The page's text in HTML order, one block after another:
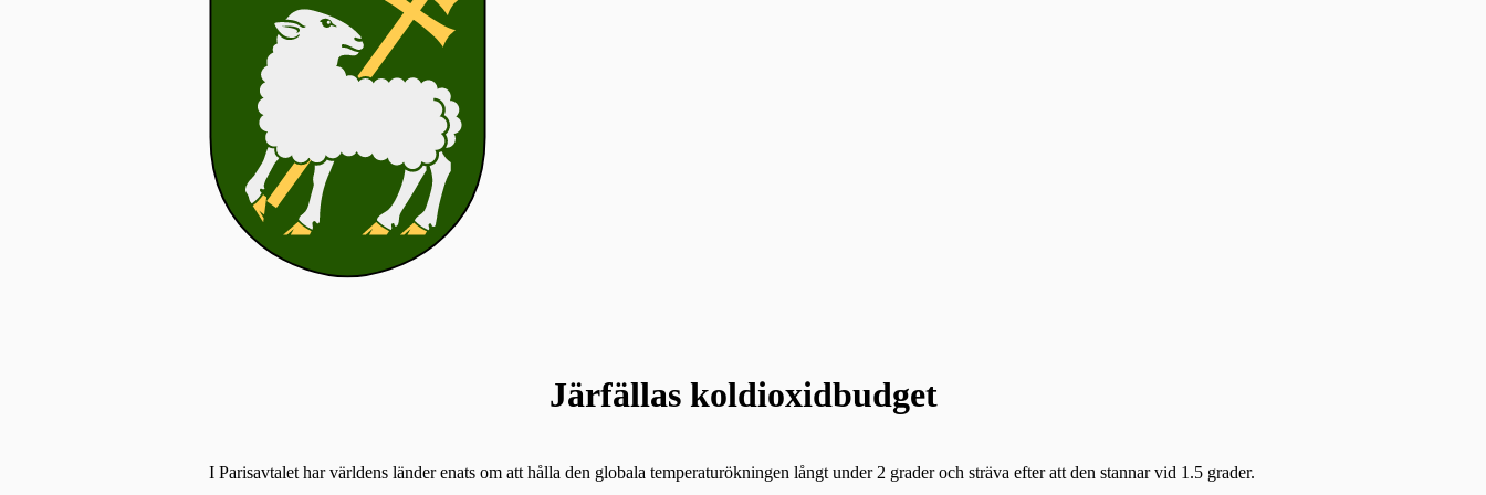
Järfällas koldioxidbudget
I Parisavtalet har världens länder enats om att hålla den globala temperaturökningen långt under 2 grader och sträva efter att den stannar vid 1.5 grader.